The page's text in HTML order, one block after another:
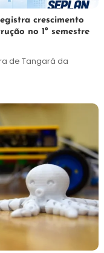
crescimento
no 1º semestre
de Tangará da